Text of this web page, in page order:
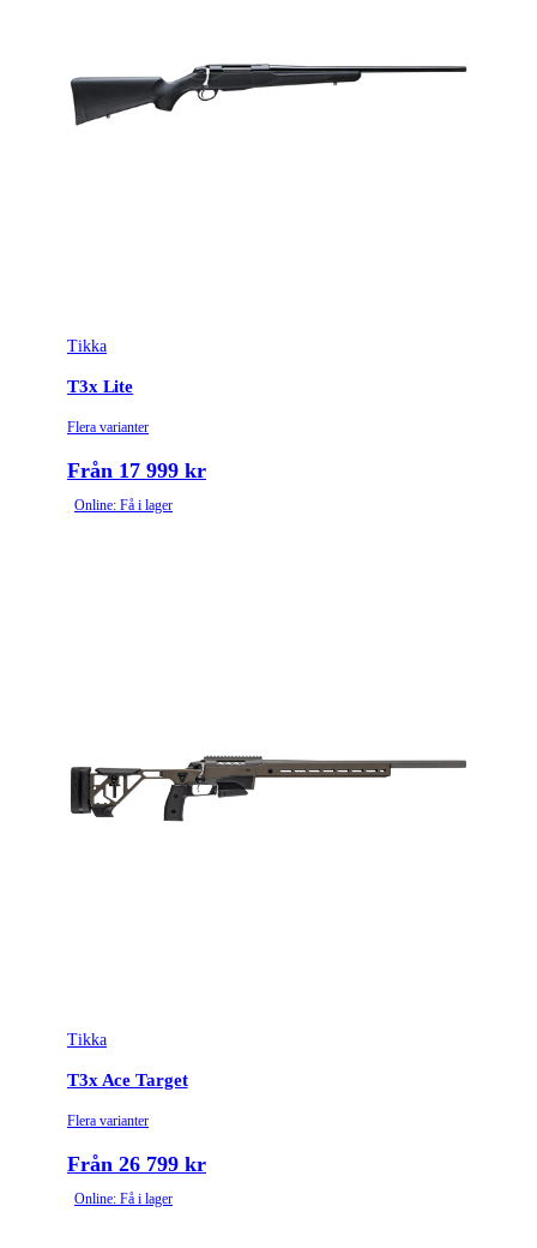
Tikka
T3x Lite
Flera varianter
Från 17 999 kr
Online: Få i lager
Tikka
T3x Ace Target
Flera varianter
Från 26 799 kr
Online: Få i lager